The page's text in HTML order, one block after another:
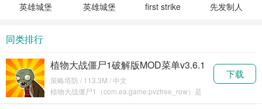
英雄城堡
限钻石
英雄城堡
first strike
先发制人
同类排行
植物大战僵尸1破解版MOD菜单v3.6.1
策略塔防 / 113.3M / 中文
植物大战僵尸1（com.ea.game.pvzfree_row）是
下载